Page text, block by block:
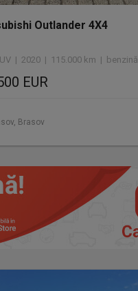
Outlander 4X4
| 2020 | 115.000 km | benzină
EUR
Brasov